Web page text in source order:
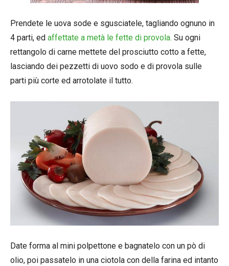
Prendete le uova sode e sgusciatele, tagliando ognuno in
4 parti, ed affettate a metà le fette di provola. Su ogni
rettangolo di carne mettete del prosciutto cotto a fette,
lasciando dei pezzetti di uovo sodo e di provola sulle
parti più corte ed arrotolate il tutto.
Date forma al mini polpettone e bagnatelo con un pò di
olio, poi passatelo in una ciotola con della farina ed intanto